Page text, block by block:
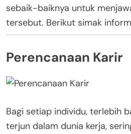
sebaik-baiknya untuk
tersebut. Berikut simak
Perencanaan Karir
Bagi setiap individu, terlebih
terjun dalam dunia kerja,